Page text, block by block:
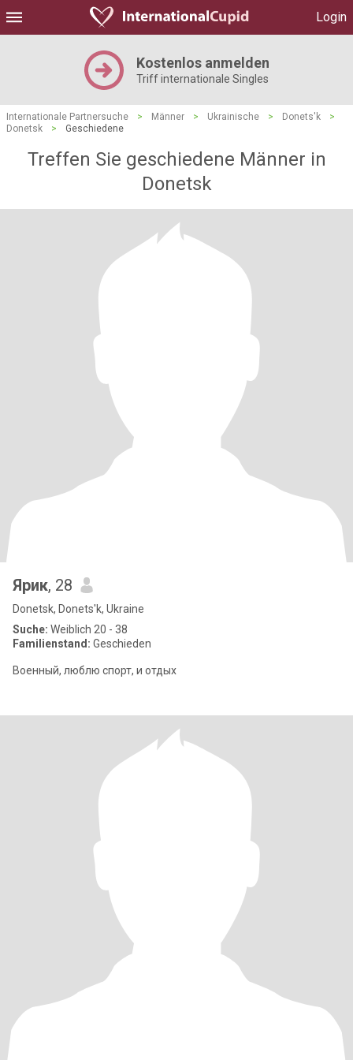
Login
Kostenlos anmelden
Triff internationale Singles
Internationale Partnersuche > Männer > Ukrainische > Donets'k
>
Donetsk
> Geschiedene
Treffen Sie geschiedene Männer in
Donetsk
Ярик, 28
Donetsk, Donets'k, Ukraine
Suche: Weiblich 20 - 38
Familienstand: Geschieden
Военный, люблю спорт, и отдых